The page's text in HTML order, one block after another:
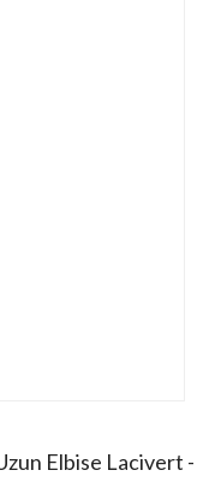
Elbise Lacivert -